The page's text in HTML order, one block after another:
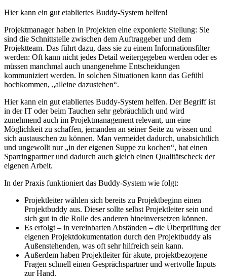
Hier kann ein gut etabliertes Buddy-System helfen!
Projektmanager haben in Projekten eine exponierte Stellung: Sie
sind die Schnittstelle zwischen dem Auftraggeber und dem
Projektteam. Das führt dazu, dass sie zu einem Informationsfilter
werden: Oft kann nicht jedes Detail weitergegeben werden oder es
müssen manchmal auch unangenehme Entscheidungen
kommuniziert werden. In solchen Situationen kann das Gefühl
hochkommen, „alleine dazustehen“.
Hier kann ein gut etabliertes Buddy-System helfen. Der Begriff ist
in der IT oder beim Tauchen sehr gebräuchlich und wird
zunehmend auch im Projektmanagement relevant, um eine
Möglichkeit zu schaffen, jemanden an seiner Seite zu wissen und
sich austauschen zu können. Man vermeidet dadurch, unabsichtlich
und ungewollt nur „in der eigenen Suppe zu kochen“, hat einen
Sparringpartner und dadurch auch gleich einen Qualitätscheck der
eigenen Arbeit.
In der Praxis funktioniert das Buddy-System wie folgt:
Projektleiter wählen sich bereits zu Projektbeginn einen
Projektbuddy aus. Dieser sollte selbst Projektleiter sein und
sich gut in die Rolle des anderen hineinversetzen können.
Es erfolgt – in vereinbarten Abständen – die Überprüfung der
eigenen Projektdokumentation durch den Projektbuddy als
Außenstehenden, was oft sehr hilfreich sein kann.
Außerdem haben Projektleiter für akute, projektbezogene
Fragen schnell einen Gesprächspartner und wertvolle Inputs
zur Hand.